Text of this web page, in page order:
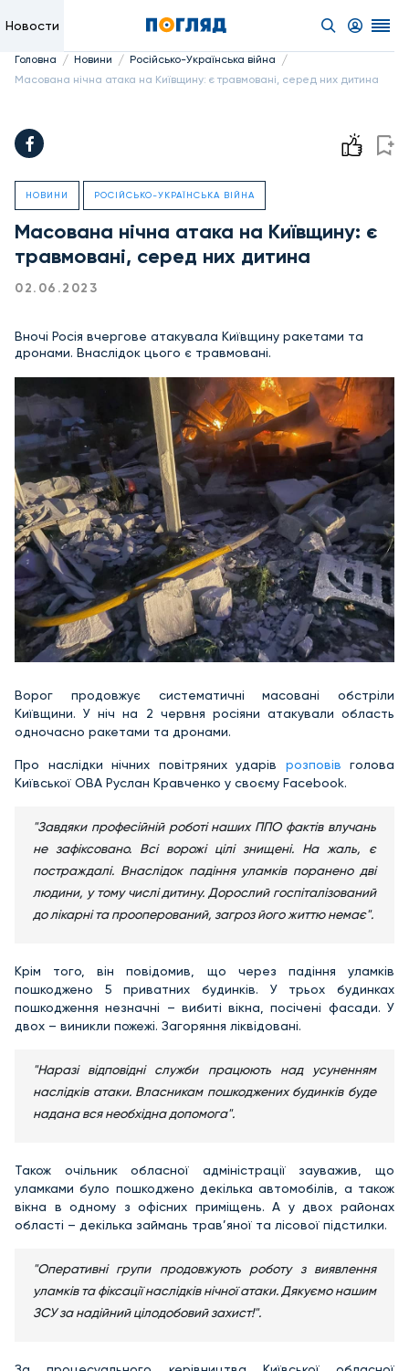
Новости
Головна / Новини / Російсько-Українська війна /
Масована нічна атака на Київщину: є травмовані, серед них дитина
НОВИНИ РОСІЙСЬКО-УКРАЇНСЬКА ВІЙНА
Масована нічна атака на Київщину: є
травмовані, серед них дитина
02.06.2023
Вночі Росія вчергове атакувала Київщину ракетами та
дронами. Внаслідок цього є травмовані.
Ворог продовжує систематичні масовані обстріли
Київщини. У ніч на 2 червня росіяни атакували область
одночасно ракетами та дронами.
Про наслідки нічних повітряних ударів розповів голова
Київської ОВА Руслан Кравченко у своєму Facebook.
"Завдяки професійній роботі наших ППО фактів влучань
не зафіксовано. Всі ворожі цілі знищені. На жаль, є
постраждалі. Внаслідок падіння уламків поранено дві
людини, у тому числі дитину. Дорослий госпіталізований
до лікарні та прооперований, загроз його життю немає".
Крім того, він повідомив, що через падіння уламків
пошкоджено 5 приватних будинків. У трьох будинках
пошкодження незначні – вибиті вікна, посічені фасади. У
двох – виникли пожежі. Загоряння ліквідовані.
"Наразі відповідні служби працюють над усуненням
наслідків атаки. Власникам пошкоджених будинків буде
надана вся необхідна допомога".
Також очільник обласної адміністрації зауважив, що
уламками було пошкоджено декілька автомобілів, а також
вікна в одному з офісних приміщень. А у двох районах
області – декілька займань трав’яної та лісової підстилки.
"Оперативні групи продовжують роботу з виявлення
уламків та фіксації наслідків нічної атаки. Дякуємо нашим
ЗСУ за надійний цілодобовий захист!".